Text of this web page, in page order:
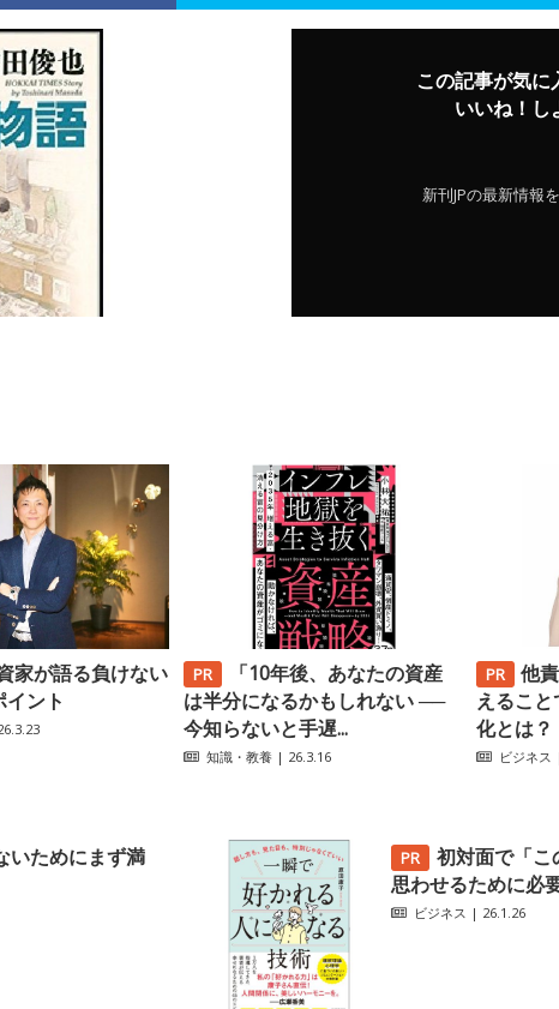
この記事が気に
いいね！し
新刊JPの最新情報
家が語る負けない
ント
「10年後、あなたの資産
は半分になるかもしれない ──
今知らないと手遅...
知識・教養 | 26.3.16
他
えるこ
化とは？
ビジネス
いためにまず満
初対面で「こ
思わせるために必
ビジネス | 26.1.26